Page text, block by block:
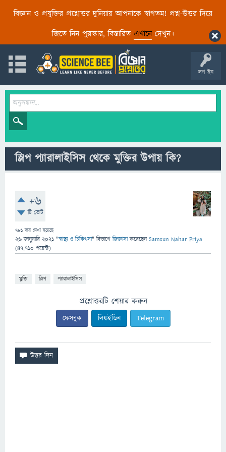
বিজ্ঞান ও প্রযুক্তির প্রশ্নোত্তর দুনিয়ায় আপনাকে স্বাগতম! প্রশ্ন-উত্তর দিয়ে
জিতে নিন পুরস্কার, বিস্তারিত এখানেদেখুন।
লগ ইন
স্লিপ প্যারালাইসিস থেকে মুক্তির উপায় কি?
+6
টি ভোট
781 বার দেখা হয়েছে
26 জানুয়ারি 2021 "স্বাস্থ্য ও চিকিৎসা" বিভাগে জিজ্ঞাসাকরেছেনSamsun Nahar Priya
(47,710 পয়েন্ট)
মুক্তি স্লিপ প্যারালাইসিস
প্রশ্নোত্তরটি শেয়ার করুন
ফেসবুক লিঙ্কইডিন Telegram